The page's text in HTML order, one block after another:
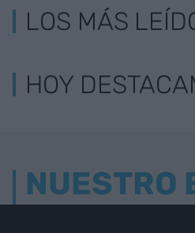
LOS MÁS
HOY
NUESTRO